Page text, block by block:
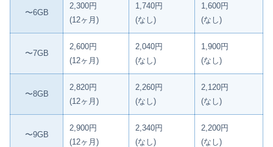
〜6GB
2,300円
(12ヶ月)
1,740円
(なし)
1,600円
(なし)
〜7GB
2,600円
(12ヶ月)
2,040円
(なし)
1,900円
(なし)
〜8GB
2,820円
(12ヶ月)
2,260円
(なし)
2,120円
(なし)
〜9GB
2,900円
(12ヶ月)
2,340円
(なし)
2,200円
(なし)